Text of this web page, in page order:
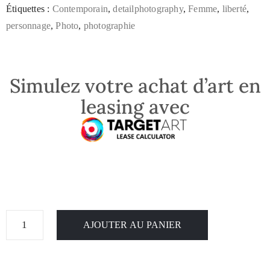
Étiquettes : Contemporain,detailphotography,Femme, liberté,
personnage,Photo, photographie
Simulez votre achat d’art en
leasing avec
AJOUTER AU PANIER